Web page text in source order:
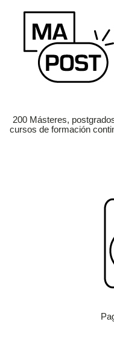
200 Másteres,
cursos de formación